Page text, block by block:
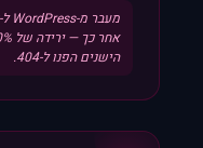
הישנים הפנו ל-404.